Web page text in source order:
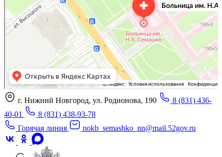
г. Нижний Новгород, ул. Родионова, 190
8 (831) 436-
40-01
8 (831) 438-93-78
Горячая линия
nokb_semashko_nn@mail.52gov.ru